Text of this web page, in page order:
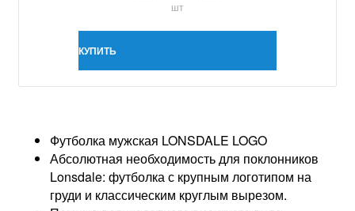
шт
КУПИТЬ
Футболка мужская LONSDALE LOGO
Абсолютная необходимость для поклонников
Lonsdale: футболка с крупным логотипом на
груди и классическим круглым вырезом.